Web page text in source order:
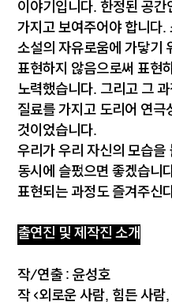
이야기입니다. 한정된 공
가지고 보여주어야 합니다.
소설의 자유로움에 가닿기
표현하지 않음으로써 표현
노력했습니다. 그리고 그
질료를 가지고 도리어 연극
것이었습니다.
우리가 우리 자신의 모습을
동시에 슬펐으면 좋겠습니
표현되는 과정도 즐겨주신
출연진 및 제작진 소개
작/연출 : 윤성호
작 <외로운 사람, 힘든 사람